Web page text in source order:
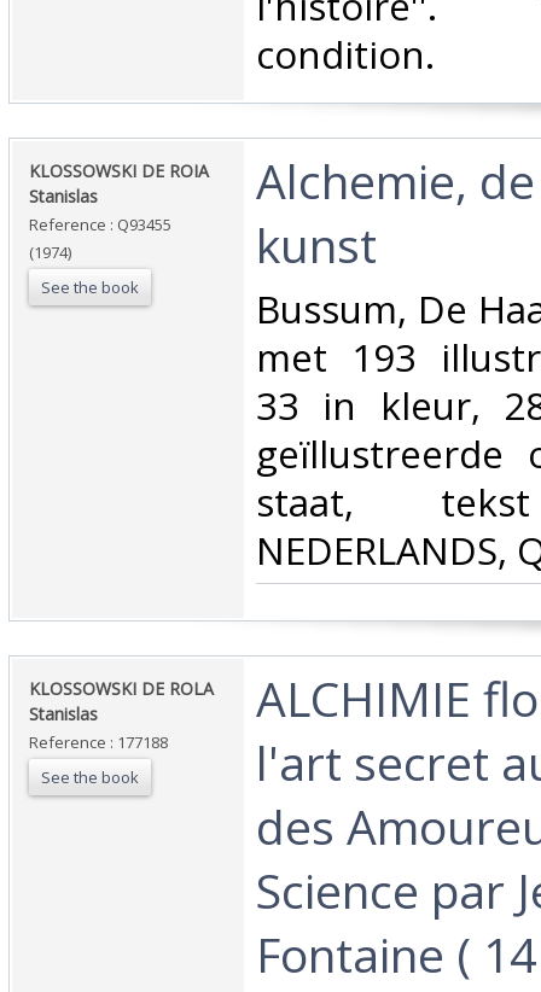
condition. ‎
‎KLOSSOWSKI DE ROIA
Stanislas‎
Reference : Q93455
(1974)
See the book
‎Alchemie,
kunst‎
‎Bussum, De
met 193
33 in kleur,
geïllustreerde
staat,
NEDERLANDS,
‎KLOSSOWSKI DE ROLA
Stanislas‎
Reference : 177188
See the book
‎ALCHIMIE
l'art secret
des
Science par
Fontaine (